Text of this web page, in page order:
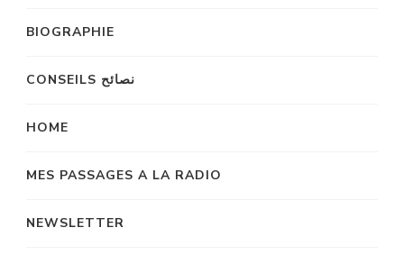
BIOGRAPHIE
CONSEILS نصائح
HOME
MES PASSAGES A LA RADIO
NEWSLETTER